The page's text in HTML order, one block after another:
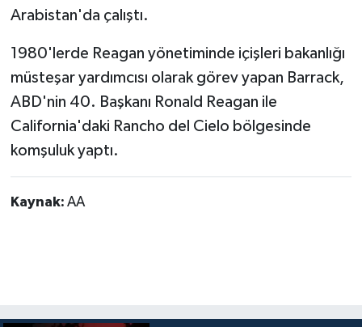
Arabistan'da çalıştı.
1980'lerde Reagan yönetiminde içişleri bakanlığı
müsteşar yardımcısı olarak görev yapan Barrack,
ABD'nin 40. Başkanı Ronald Reagan ile
California'daki Rancho del Cielo bölgesinde
komşuluk yaptı.
Kaynak: AA